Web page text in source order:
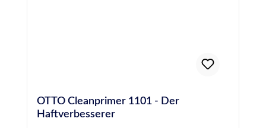
OTTO Cleanprimer 1101 - Der
Haftverbesserer